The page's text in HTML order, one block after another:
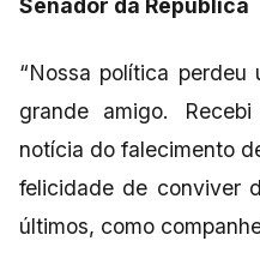
Senador da República
“Nossa política
grande amigo.
notícia do falecimento
felicidade de conviver
últimos, como